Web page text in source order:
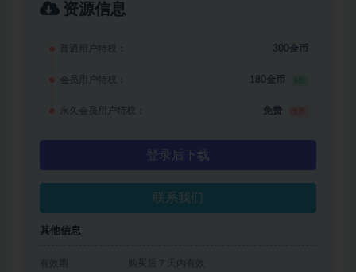
资源信息
普通用户特权： 300金币
会员用户特权： 180金币 6折
永久会员用户特权： 免费
登录后下载
联系我们
其他信息
有效期 购买后 7 天内有效